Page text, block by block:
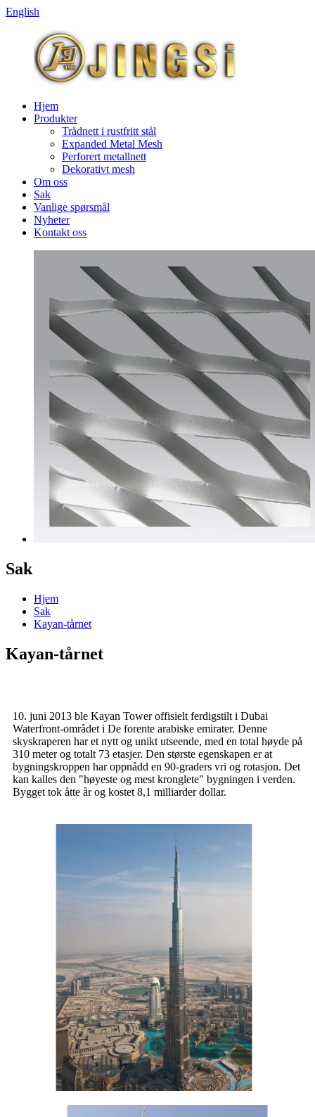
English
Hjem
Produkter
Trådnett i rustfritt stål
Expanded Metal Mesh
Perforert metallnett
Dekorativt mesh
Om oss
Sak
Vanlige spørsmål
Nyheter
Kontakt oss
Sak
Hjem
Sak
Kayan-tårnet
Kayan-tårnet
10. juni 2013 ble Kayan Tower offisielt ferdigstilt i Dubai
Waterfront-området i De forente arabiske emirater. Denne
skyskraperen har et nytt og unikt utseende, med en total høyde på
310 meter og totalt 73 etasjer. Den største egenskapen er at
bygningskroppen har oppnådd en 90-graders vri og rotasjon. Det
kan kalles den "høyeste og mest kronglete" bygningen i verden.
Bygget tok åtte år og kostet 8,1 milliarder dollar.